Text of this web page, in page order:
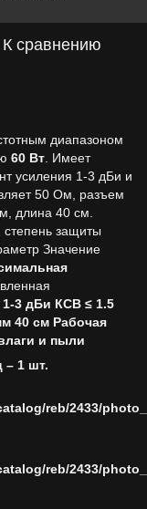
К сравнению
диапазоном
60 Вт . Имеет
усиления 1-3 дБи и
50 Ом, разъем
длина 40 см.
степень защиты
Значение
1-3 дБи КСВ ≤ 1.5
40 см Рабочая
и пыли
– 1 шт.
reb/2433/
reb/2433/